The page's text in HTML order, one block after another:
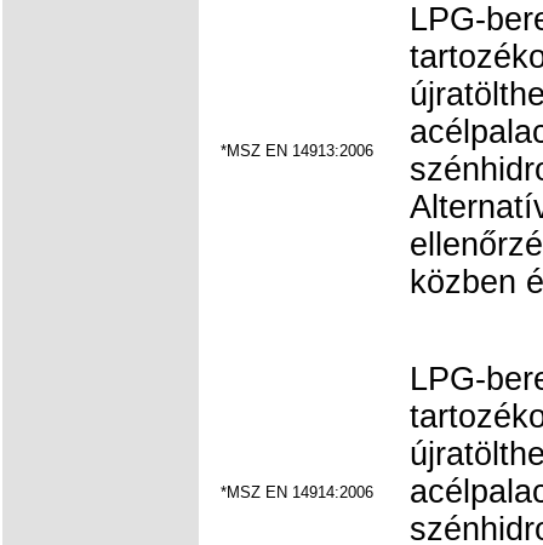
*MSZ EN 14913:2006
LPG-
közben
*MSZ EN 14914:2006
LPG-